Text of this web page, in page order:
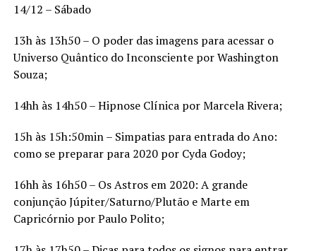
14/12 – Sábado
13h às 13h50 – O poder das imagens para acessar o
Universo Quântico do Inconsciente por Washington
Souza;
14hh às 14h50 – Hipnose Clínica por Marcela Rivera;
15h às 15h:50min – Simpatias para entrada do Ano:
como se preparar para 2020 por Cyda Godoy;
16hh às 16h50 – Os Astros em 2020: A grande
conjunção Júpiter/Saturno/Plutão e Marte em
Capricórnio por Paulo Polito;